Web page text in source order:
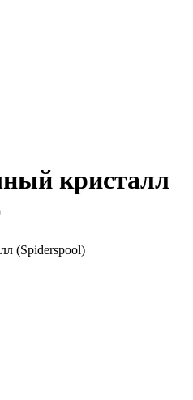
кристалл